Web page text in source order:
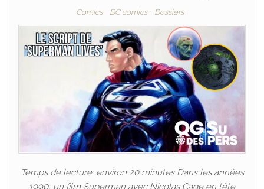
Comics DC comics Dossiers
Temps de lecture: environ 20 minutes Dans les années